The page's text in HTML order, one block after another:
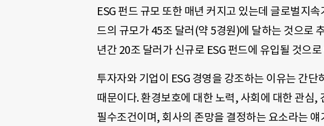
ESG 펀드 규모 또한 매년 커지고 있는데 글로벌지
드의 규모가 45조 달러(약 5경원)에 달하는 것으로
년간 20조 달러가 신규로 ESG 펀드에 유입될 것으
투자자와 기업이 ESG 경영을 강조하는 이유는 간
때문이다. 환경보호에 대한 노력, 사회에 대한 관심,
필수조건이며, 회사의 존망을 결정하는 요소라는 얘